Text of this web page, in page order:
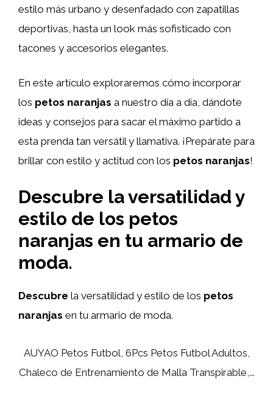
estilo más urbano y desenfadado con zapatillas
deportivas, hasta un look más sofisticado con
tacones y accesorios elegantes.
En este artículo exploraremos cómo incorporar
los petos naranjas a nuestro día a día, dándote
ideas y consejos para sacar el máximo partido a
esta prenda tan versátil y llamativa. ¡Prepárate para
brillar con estilo y actitud con los petos naranjas!
Descubre la versatilidad y
estilo de los petos
naranjas en tu armario de
moda.
Descubre la versatilidad y estilo de los petos
naranjas en tu armario de moda.
AUYAO Petos Futbol, 6Pcs Petos Futbol Adultos,
Chaleco de Entrenamiento de Malla Transpirable,...